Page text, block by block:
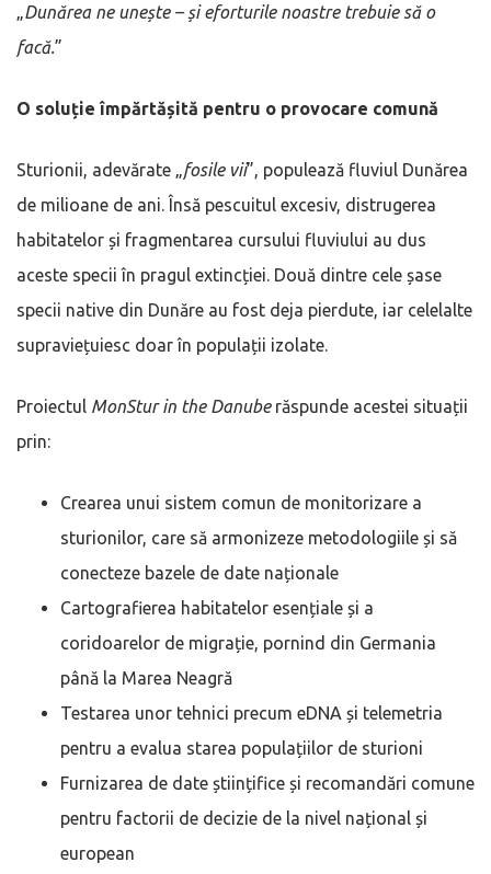
Dunărea ne unește – și eforturile noastre trebuie să o
facă.”
O soluție împărtășită pentru o provocare comună
Sturionii, adevărate „ fosile vii”, populează fluviul Dunărea
de milioane de ani. Însă pescuitul excesiv, distrugerea
habitatelor și fragmentarea cursului fluviului au dus
aceste specii în pragul extincției. Două dintre cele șase
specii native din Dunăre au fost deja pierdute, iar celelalte
supraviețuiesc doar în populații izolate.
Proiectul MonStur in the Danuberăspunde acestei situații
prin:
Crearea unui sistem comun de monitorizare a
sturionilor, care să armonizeze metodologiile și să
conecteze bazele de date naționale
Cartografierea habitatelor esențiale și a
coridoarelor de migrație, pornind din Germania
până la Marea Neagră
Testarea unor tehnici precum eDNA și telemetria
pentru a evalua starea populațiilor de sturioni
Furnizarea de date științifice și recomandări comune
pentru factorii de decizie de la nivel național și
european